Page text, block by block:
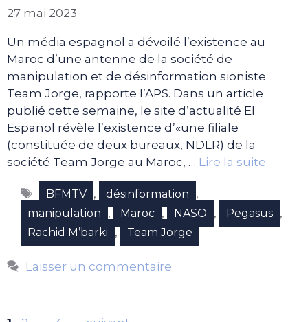
27 mai 2023
Un média espagnol a dévoilé l’existence au
Maroc d’une antenne de la société de
manipulation et de désinformation sioniste
Team Jorge, rapporte l’APS. Dans un article
publié cette semaine, le site d’actualité El
Espanol révèle l’existence d’«une filiale
(constituée de deux bureaux, NDLR) de la
société Team Jorge au Maroc, … Lire la suite
Étiquettes
BFMTV , désinformation ,
manipulation , Maroc , NASO , Pegasus ,
Rachid M’barki , Team Jorge
Laisser un commentaire